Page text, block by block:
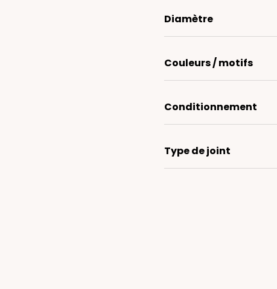
Diamètre
Couleurs / motifs
Conditionnement
Type de joint